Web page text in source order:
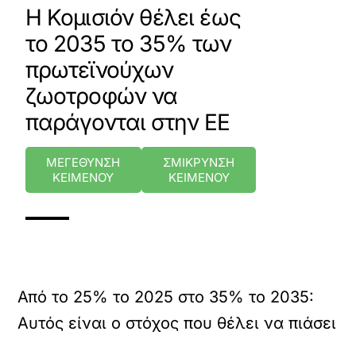
Η Κομισιόν θέλει έως
το 2035 το 35% των
πρωτεϊνούχων
ζωοτροφών να
παράγονται στην ΕΕ
ΜΕΓΕΘΥΝΣΗ
ΚΕΙΜΕΝΟΥ
ΣΜΙΚΡΥΝΣΗ
ΚΕΙΜΕΝΟΥ
Από το 25% το 2025 στο 35% το 2035:
Αυτός είναι ο στόχος που θέλει να πιάσει